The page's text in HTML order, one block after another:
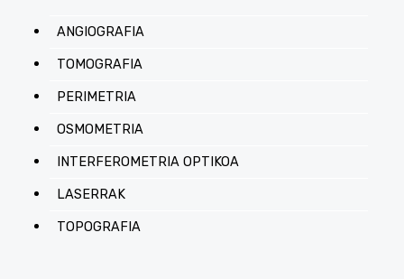
ANGIOGRAFIA
TOMOGRAFIA
PERIMETRIA
OSMOMETRIA
INTERFEROMETRIA OPTIKOA
LASERRAK
TOPOGRAFIA